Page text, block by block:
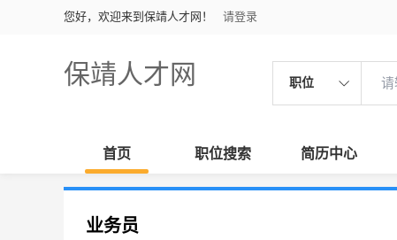
您好，欢迎来到保靖人才网！ 请登录
保靖人才网 职位
首页 职位搜索 简历中心
业务员